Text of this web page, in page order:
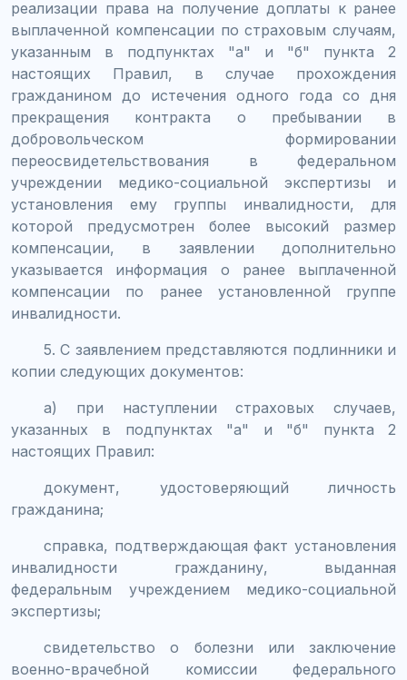
реализации права на получение доплаты к ранее
выплаченной компенсации по страховым случаям,
указанным в подпунктах "а" и "б" пункта 2
настоящих Правил, в случае прохождения
гражданином до истечения одного года со дня
прекращения контракта о пребывании в
добровольческом формировании
переосвидетельствования в федеральном
учреждении медико-социальной экспертизы и
установления ему группы инвалидности, для
которой предусмотрен более высокий размер
компенсации, в заявлении дополнительно
указывается информация о ранее выплаченной
компенсации по ранее установленной группе
инвалидности.
5. С заявлением представляются подлинники и
копии следующих документов:
а) при наступлении страховых случаев,
указанных в подпунктах "а" и "б" пункта 2
настоящих Правил:
документ, удостоверяющий личность
гражданина;
справка, подтверждающая факт установления
инвалидности гражданину, выданная
федеральным учреждением медико-социальной
экспертизы;
свидетельство о болезни или заключение
военно-врачебной комиссии федерального